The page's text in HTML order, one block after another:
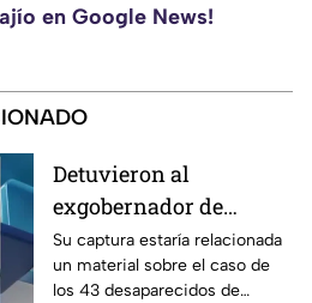
en Google News!
Detuvieron al
exgobernador de
Guerrero, Ángel
Aguirre Rivero
Su captura estaría relacionada
un material sobre el caso de
los 43 desaparecidos de